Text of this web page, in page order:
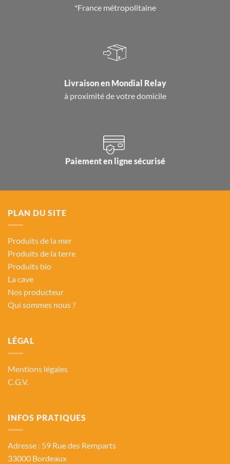
*France métropolitaine
Livraison en Mondial Relay
à proximité de votre domicile
Paiement en ligne sécurisé
PLAN DU SITE
Produits de la mer
Produits de la terre
Produits bio
La cave
Nos producteur
Qui sommes nous ?
LÉGAL
Mentions légales
C.G.V.
INFOS PRATIQUES
Adresse : 59 Rue des Remparts
33000 Bordeaux